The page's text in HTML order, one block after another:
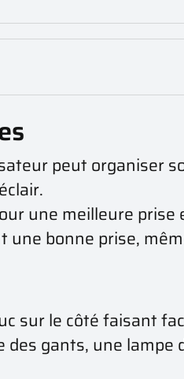
peut organiser
une meilleure
bonne prise,
sur le côté faisant
gants, une